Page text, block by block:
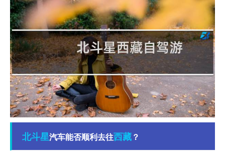
北斗星汽车能否顺利去往西藏？